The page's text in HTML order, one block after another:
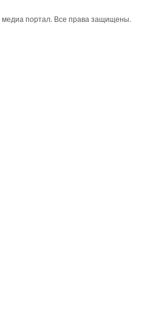
портал. Все права защищены.